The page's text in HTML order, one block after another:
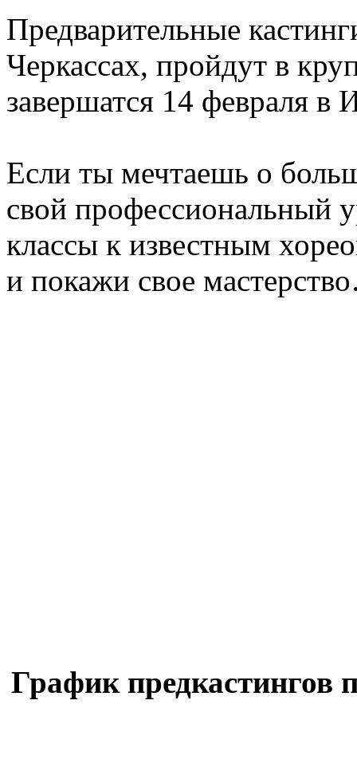
Предварительные
Черкассах, пройдут в
завершатся 14 февраля в
Если ты мечтаешь о
свой профессиональный
классы к известным
и покажи свое
График предкастингов